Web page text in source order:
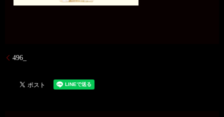
496_